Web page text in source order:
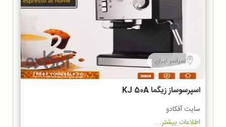
سراسر ایران
اسپرسوساز زیگما KJ 50A
سایت آفکادو
اطلاعات بیشتر...